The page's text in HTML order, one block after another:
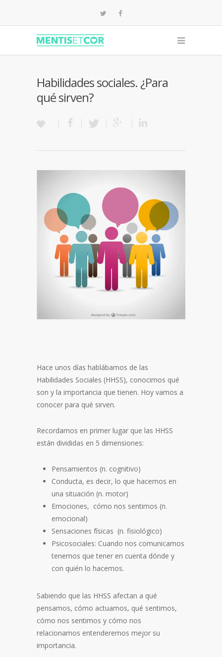
Habilidades sociales. ¿Para
qué sirven?
Hace unos días hablábamos de las
Habilidades Sociales (HHSS), conocimos qué
son y la importancia que tienen. Hoy vamos a
conocer para qué sirven.
Recordamos en primer lugar que las HHSS
están divididas en 5 dimensiones:
Pensamientos (n. cognitivo)
Conducta, es decir, lo que hacemos en
una situación (n. motor)
Emociones, cómo nos sentimos (n.
emocional)
Sensaciones físicas (n. fisiológico)
Psicosociales: Cuando nos comunicamos
tenemos que tener en cuenta dónde y
con quién lo hacemos.
Sabiendo que las HHSS afectan a qué
pensamos, cómo actuamos, qué sentimos,
cómo nos sentimos y cómo nos
relacionamos entenderemos mejor su
importancia.